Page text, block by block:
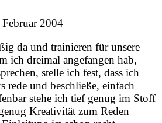
2004
da und trainieren für unsere
ich dreimal angefangen hab,
stelle ich fest, dass ich
rede und beschließe, einfach
stehe ich tief genug im Stoff
Kreativität zum Reden